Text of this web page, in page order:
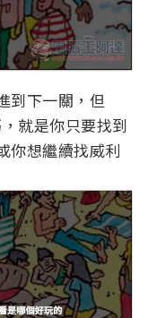
到下一關，但
就是你只要找到
你想繼續找威利